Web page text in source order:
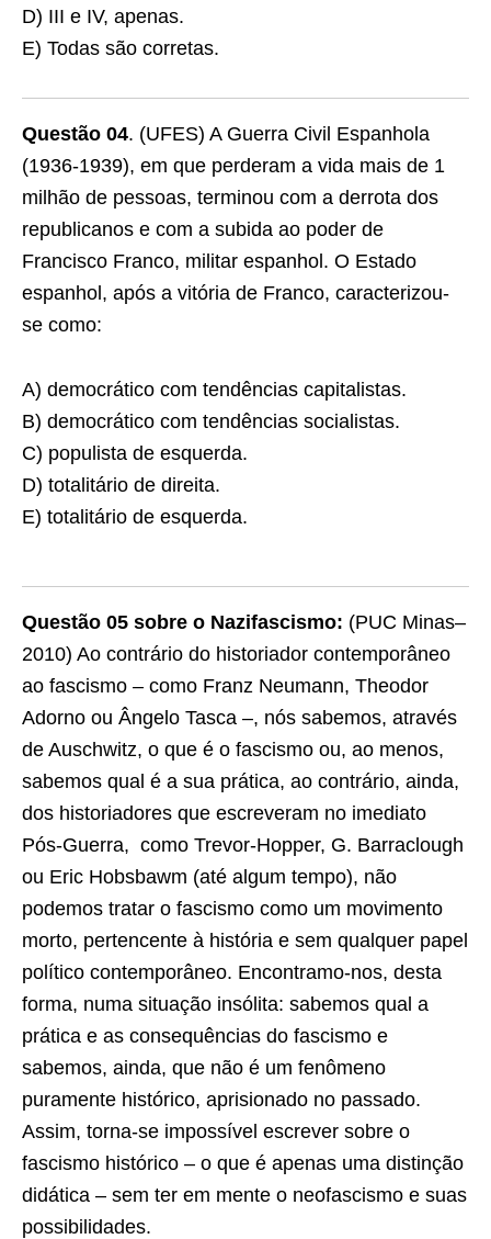
D) III e IV, apenas.
E) Todas são corretas.
Questão 04. (UFES) A Guerra Civil Espanhola
(1936-1939), em que perderam a vida mais de 1
milhão de pessoas, terminou com a derrota dos
republicanos e com a subida ao poder de
Francisco Franco, militar espanhol. O Estado
espanhol, após a vitória de Franco, caracterizou-
se como:
A) democrático com tendências capitalistas.
B) democrático com tendências socialistas.
C) populista de esquerda.
D) totalitário de direita.
E) totalitário de esquerda.
Questão 05 sobre o Nazifascismo: (PUC Minas–
2010) Ao contrário do historiador contemporâneo
ao fascismo – como Franz Neumann, Theodor
Adorno ou Ângelo Tasca –, nós sabemos, através
de Auschwitz, o que é o fascismo ou, ao menos,
sabemos qual é a sua prática, ao contrário, ainda,
dos historiadores que escreveram no imediato
Pós-Guerra, como Trevor-Hopper, G. Barraclough
ou Eric Hobsbawm (até algum tempo), não
podemos tratar o fascismo como um movimento
morto, pertencente à história e sem qualquer papel
político contemporâneo. Encontramo-nos, desta
forma, numa situação insólita: sabemos qual a
prática e as consequências do fascismo e
sabemos, ainda, que não é um fenômeno
puramente histórico, aprisionado no passado.
Assim, torna-se impossível escrever sobre o
fascismo histórico – o que é apenas uma distinção
didática – sem ter em mente o neofascismo e suas
possibilidades.